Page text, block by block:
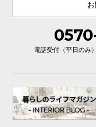
電話受付（平日のみ